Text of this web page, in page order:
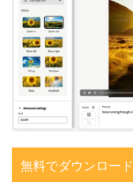
無料でダウンロード